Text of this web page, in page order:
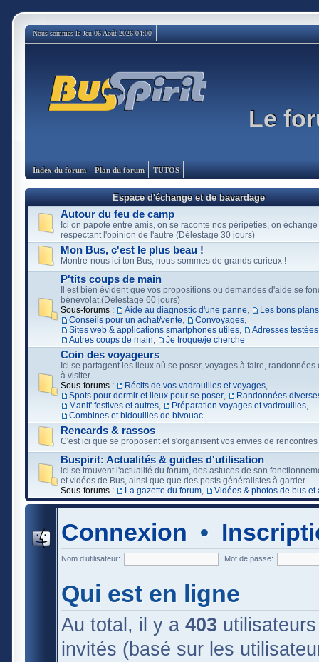
Nous sommes le Jeu 06 Août 2026 04:00
Le
Index du forum Plan du forum TUTOS
Espace d'échange et de bavardage
Autour du feu de camp
Ici on papote entre amis, on se raconte nos péripéties, on
respectant l'opinion de l'autre (Délestage 30 jours)
Mon Bus, c'est le plus beau !
Montre-nous ici ton Bus, nous sommes de grands curieux !
P'tits coups de main
Il est bien évident que vos propositions ou demandes d'aide se
bénévolat.(Délestage 60 jours)
Sous-forums :
Aide au diagnostic d'une panne,
Les bons
Conseils pour un achat/vente, Convoyages,
Sites web & applications smartphones utiles, Adresses testées
Autres coups de main, Je troque/je cherche
Coin des voyageurs
Ici se partagent les lieux où se poser, voyages à faire, randonnées
à visiter
Sous-forums :
Récits de vos vadrouilles et voyages,
Spots pour dormir et lieux pour se poser,
Randonnées
Manif' festives et autres, Préparation voyages et vadrouilles,
Combines et bidouilles de bivouac
Rencards & rassos
C'est ici que se proposent et s'organisent vos envies de rencontres
Buspirit: Actualités & guides d'utilisation
ici se trouvent l'actualité du forum, des astuces de son
et vidéos de Bus, ainsi que que des posts généralistes à garder.
Sous-forums :
La gazette du forum, Vidéos & photos de bus et
Connexion •
Nom d’utilisateur: Mot de passe:
Qui est en ligne
Au total, il y a 403
invités (basé sur les